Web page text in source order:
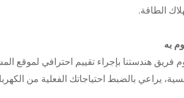
الطاقة.
به
فريق هندستنا بإجراء تقييم احترافي
يراعي بالضبط احتياجاتك الفعلية من